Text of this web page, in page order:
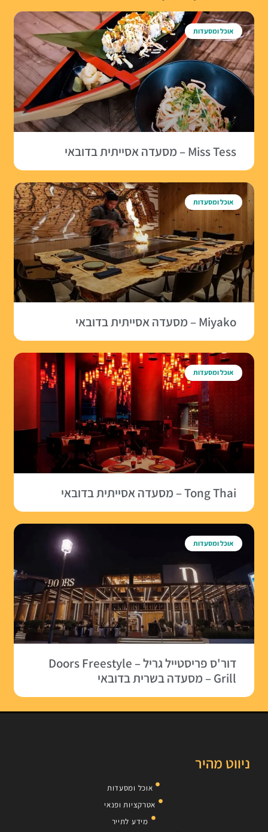
אוכל ומסעדות
Miss Tess – מסעדה אסייתית בדובאי
אוכל ומסעדות
Miyako – מסעדה אסייתית בדובאי
אוכל ומסעדות
Tong Thai – מסעדה אסייתית בדובאי
אוכל ומסעדות
דור'ס פריסטייל גריל – Doors Freestyle
Grill – מסעדה בשרית בדובאי
ניווט מהיר
אוכל ומסעדות
אטרקציות ופנאי
מידע לתייר